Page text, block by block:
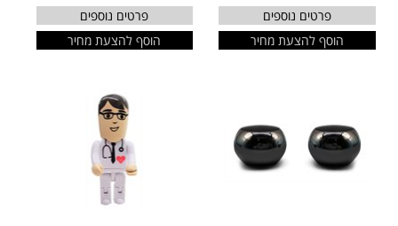
פרטים נוספים
הוסף להצעת מחיר
פרטים נוספים
הוסף להצעת מחיר